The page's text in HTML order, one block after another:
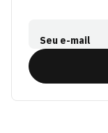
Seu e-mail